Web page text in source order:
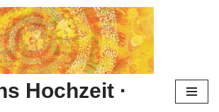
Hochzeit ·